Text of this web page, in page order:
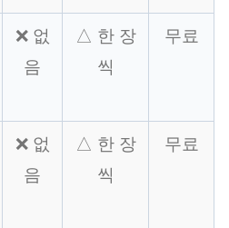
❌ 없
음
△ 한 장
씩
무료
❌ 없
음
△ 한 장
씩
무료